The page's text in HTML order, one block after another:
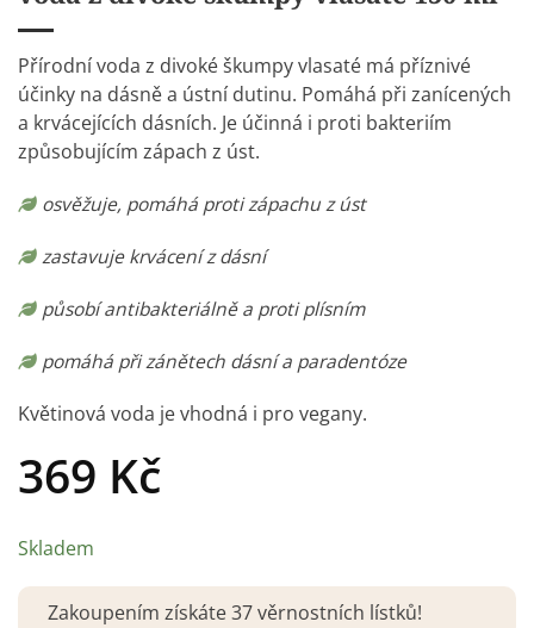
Přírodní voda z divoké škumpy vlasaté má příznivé
účinky na dásně a ústní dutinu. Pomáhá při zanícených
a krvácejících dásních. Je účinná i proti bakteriím
způsobujícím zápach z úst.
osvěžuje, pomáhá proti zápachu z úst
zastavuje krvácení z dásní
působí antibakteriálně a proti plísním
pomáhá při zánětech dásní a paradentóze
Květinová voda je vhodná i pro vegany.
369 Kč
Skladem
Zakoupením získáte 37 věrnostních lístků!